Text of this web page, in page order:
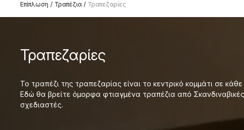
Επίπλωση / Τραπέζια / Τραπεζαρίες
Τραπεζαρίες
Το τραπέζι της τραπεζαρίας είναι το κεντρικό κομμάτι σε
Εδώ θα βρείτε όμορφα φτιαγμένα τραπέζια από
σχεδιαστές.